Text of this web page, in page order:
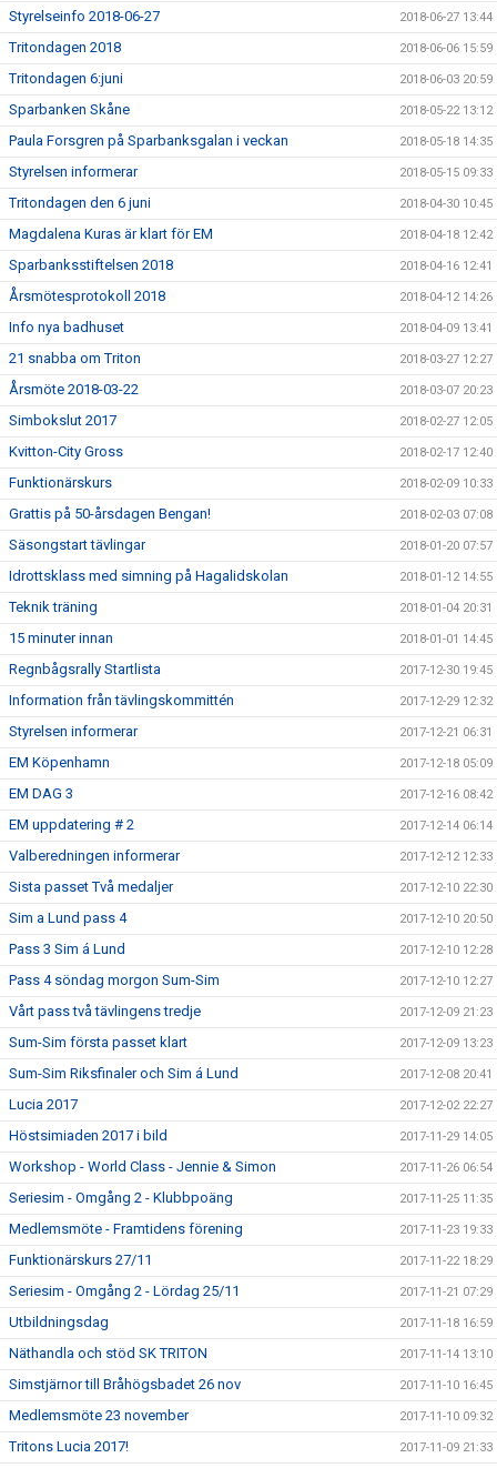
Styrelseinfo 2018-06-27 2018-06-27 13:44
Tritondagen 2018 2018-06-06 15:59
Tritondagen 6:juni 2018-06-03 20:59
Sparbanken Skåne 2018-05-22 13:12
Paula Forsgren på Sparbanksgalan i veckan 2018-05-18 14:35
Styrelsen informerar 2018-05-15 09:33
Tritondagen den 6 juni 2018-04-30 10:45
Magdalena Kuras är klart för EM 2018-04-18 12:42
Sparbanksstiftelsen 2018 2018-04-16 12:41
Årsmötesprotokoll 2018 2018-04-12 14:26
Info nya badhuset 2018-04-09 13:41
21 snabba om Triton 2018-03-27 12:27
Årsmöte 2018-03-22 2018-03-07 20:23
Simbokslut 2017 2018-02-27 12:05
Kvitton-City Gross 2018-02-17 12:40
Funktionärskurs 2018-02-09 10:33
Grattis på 50-årsdagen Bengan! 2018-02-03 07:08
Säsongstart tävlingar 2018-01-20 07:57
Idrottsklass med simning på Hagalidskolan 2018-01-12 14:55
Teknik träning 2018-01-04 20:31
15 minuter innan 2018-01-01 14:45
Regnbågsrally Startlista 2017-12-30 19:45
Information från tävlingskommittén 2017-12-29 12:32
Styrelsen informerar 2017-12-21 06:31
EM Köpenhamn 2017-12-18 05:09
EM DAG 3 2017-12-16 08:42
EM uppdatering # 2 2017-12-14 06:14
Valberedningen informerar 2017-12-12 12:33
Sista passet Två medaljer 2017-12-10 22:30
Sim a Lund pass 4 2017-12-10 20:50
Pass 3 Sim á Lund 2017-12-10 12:28
Pass 4 söndag morgon Sum-Sim 2017-12-10 12:27
Vårt pass två tävlingens tredje 2017-12-09 21:23
Sum-Sim första passet klart 2017-12-09 13:23
Sum-Sim Riksfinaler och Sim á Lund 2017-12-08 20:41
Lucia 2017 2017-12-02 22:27
Höstsimiaden 2017 i bild 2017-11-29 14:05
Workshop - World Class - Jennie & Simon 2017-11-26 06:54
Seriesim - Omgång 2 - Klubbpoäng 2017-11-25 11:35
Medlemsmöte - Framtidens förening 2017-11-23 19:33
Funktionärskurs 27/11 2017-11-22 18:29
Seriesim - Omgång 2 - Lördag 25/11 2017-11-21 07:29
Utbildningsdag 2017-11-18 16:59
Näthandla och stöd SK TRITON 2017-11-14 13:10
Simstjärnor till Bråhögsbadet 26 nov 2017-11-10 16:45
Medlemsmöte 23 november 2017-11-10 09:32
Tritons Lucia 2017! 2017-11-09 21:33